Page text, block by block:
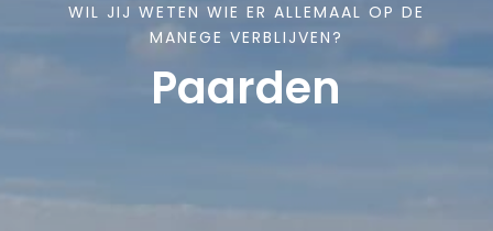
WIL JIJ WETEN WIE ER ALLEMAAL OP DE
MANEGE VERBLIJVEN?
Paarden